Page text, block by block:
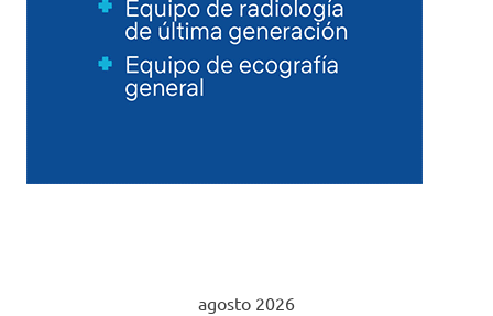
agosto 2026